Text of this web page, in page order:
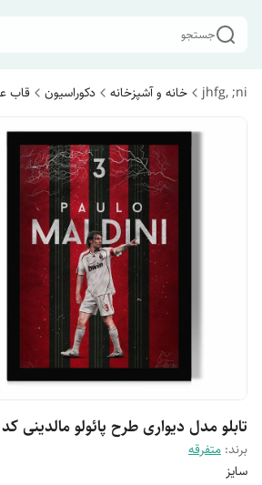
جستجو
jhfg, ;ni خانه و آشپزخانه دکوراسیون قاب
تابلو مدل دیواری طرح پائولو مالدینی کد FD607
برند: متفرقه
سایز